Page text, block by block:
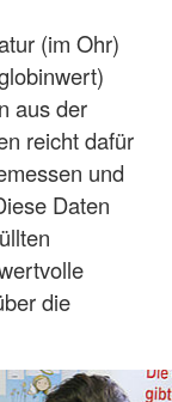
(im Ohr)
aus der
reicht dafür
und
Daten
die